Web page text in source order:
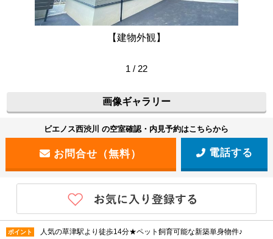
【建物外観】
1 / 22
画像ギャラリー
ビエノス西渋川 の空室確認・内見予約はこちらから
電話する
ポイント 人気の草津駅より徒歩14分★ペット飼育可能な新築単身物件♪